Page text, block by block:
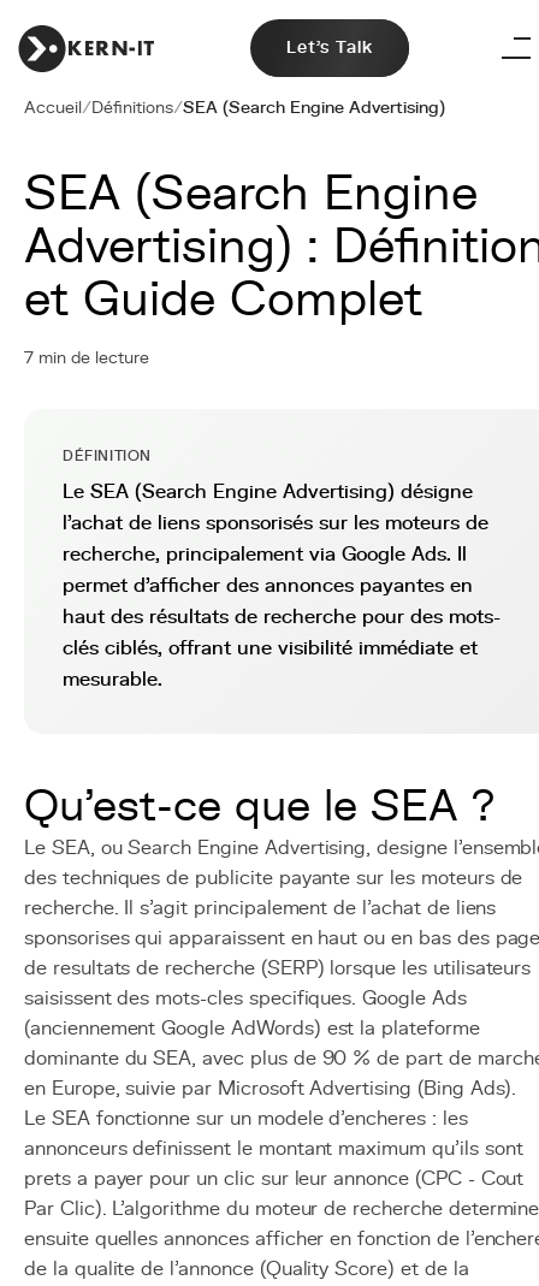
Let's Talk
Accueil/Définitions/SEA (Search Engine Advertising)
SEA (Search Engine
Advertising) :
et Guide Complet
7 min de lecture
DÉFINITION
Le SEA (Search Engine Advertising) désigne
l'achat de liens sponsorisés sur les moteurs de
recherche, principalement via Google Ads. Il
permet d'afficher des annonces payantes en
haut des résultats de recherche pour des mots-
clés ciblés, offrant une visibilité immédiate et
mesurable.
Qu'est-ce que le SEA ?
Le SEA, ou Search Engine Advertising, designe
des techniques de publicite payante sur les moteurs de
recherche. Il s'agit principalement de l'achat de liens
sponsorises qui apparaissent en haut ou en bas des
de resultats de recherche (SERP) lorsque les utilisateurs
saisissent des mots-cles specifiques. Google Ads
(anciennement Google AdWords) est la plateforme
dominante du SEA, avec plus de 90 % de part de
en Europe, suivie par Microsoft Advertising (Bing Ads).
Le SEA fonctionne sur un modele d'encheres : les
annonceurs definissent le montant maximum qu'ils sont
prets a payer pour un clic sur leur annonce (CPC - Cout
Par Clic). L'algorithme du moteur de recherche determine
ensuite quelles annonces afficher en fonction de
de la qualite de l'annonce (Quality Score) et de la